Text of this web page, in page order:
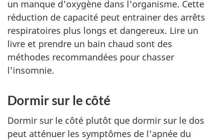
un manque d'oxygène dans l'organisme. Cette
réduction de capacité peut entrainer des arrêts
respiratoires plus longs et dangereux. Lire un
livre et prendre un bain chaud sont des
méthodes recommandées pour chasser
l'insomnie.
Dormir sur le côté
Dormir sur le côté plutôt que dormir sur le dos
peut atténuer les symptômes de l'apnée du